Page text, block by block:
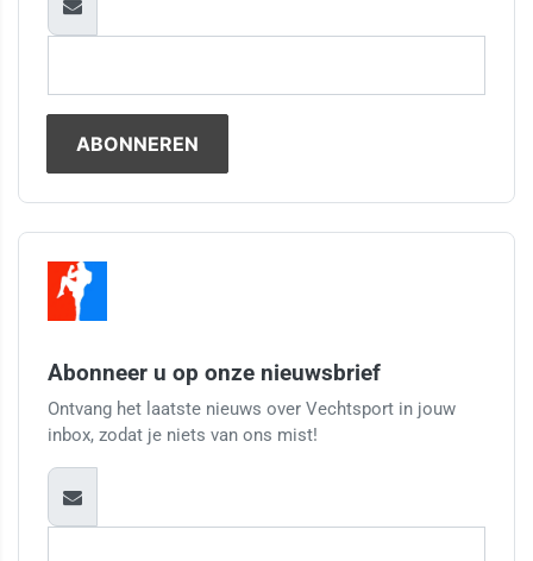
Abonneer u op onze nieuwsbrief
Ontvang het laatste nieuws over Vechtsport in jouw
inbox, zodat je niets van ons mist!